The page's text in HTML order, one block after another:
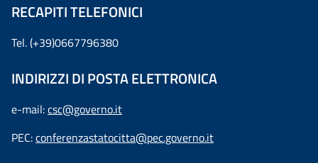
RECAPITI TELEFONICI
Tel. (+39)0667796380
INDIRIZZI DI POSTA ELETTRONICA
e-mail:csc@governo.it
PEC:conferenzastatocitta@pec.governo.it